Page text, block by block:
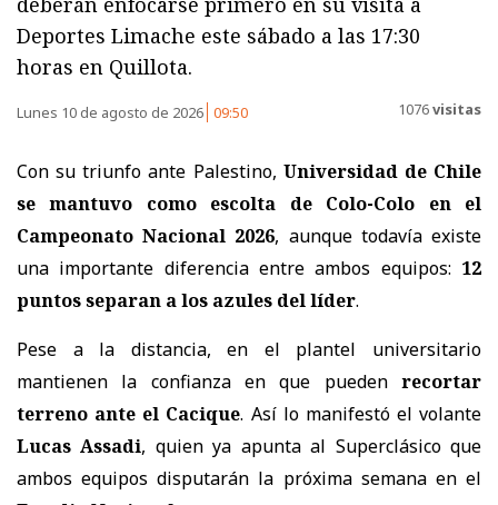
Deportes Limache este sábado a las 17:30
horas en Quillota.
Lunes 10 de agosto de 2026 09:50 1076visitas
Con su triunfo ante Palestino, Universidad de Chile
se mantuvo como escolta de Colo-Colo en el
Campeonato Nacional 2026, aunque todavía existe
una importante diferencia entre ambos equipos: 12
puntos separan a los azules del líder.
Pese a la distancia, en el plantel universitario
mantienen la confianza en que pueden recortar
terreno ante el Cacique. Así lo manifestó el volante
Lucas Assadi, quien ya apunta al Superclásico que
ambos equipos disputarán la próxima semana en el